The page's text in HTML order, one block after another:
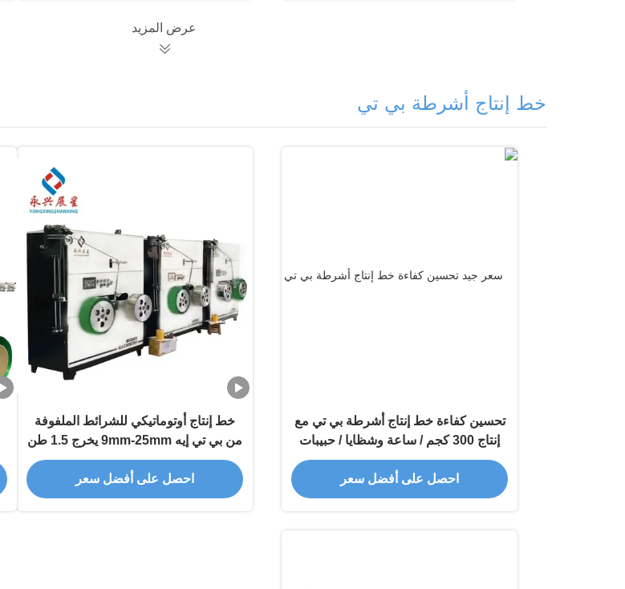
عرض المزيد
خط إنتاج أشرطة بي تي
تحسين كفاءة خط إنتاج أشرطة بي تي مع
إنتاج 300 كجم / ساعة وشظايا / حبيبات
بي تي
احصل على أفضل سعر
خط إنتاج أوتوماتيكي للشرائط الملفوفة
من بي تي إيه 9mm-25mm يخرج 1.5 طن
/ 24 ساعة من رقائق أو حبيبات بي تي
احصل على أفضل سعر